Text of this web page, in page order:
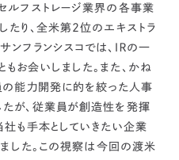
プライバシーポリシー
針及び戦略 サイトマップ
ルフストレージ業界の各事業
たり、全米第2位のエキストラ
フランシスコでは、ＩＲの一
お会いしました。また、かね
の能力開発に的を絞った人事
が、従業員が創造性を発揮
社も手本としていきたい企業
した。 この視察は今回の渡米